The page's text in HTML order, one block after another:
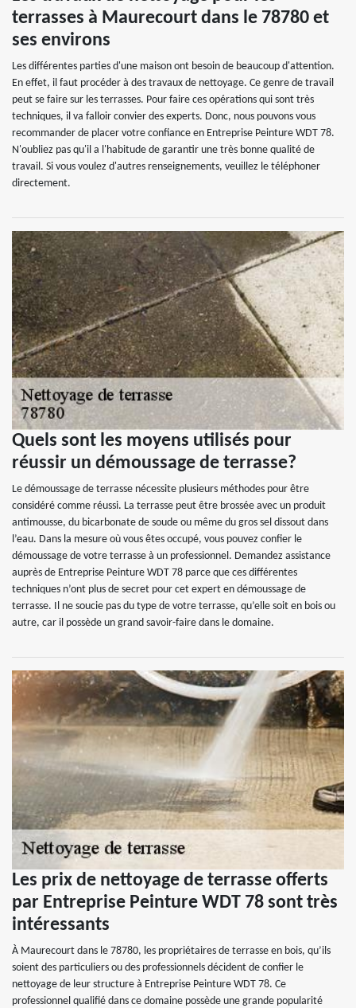
terrasses à Maurecourt dans le 78780 et
ses environs
Les différentes parties d'une maison ont besoin de beaucoup d'attention.
En effet, il faut procéder à des travaux de nettoyage. Ce genre de travail
peut se faire sur les terrasses. Pour faire ces opérations qui sont très
techniques, il va falloir convier des experts. Donc, nous pouvons vous
recommander de placer votre confiance en Entreprise Peinture WDT 78.
N'oubliez pas qu'il a l'habitude de garantir une très bonne qualité de
travail. Si vous voulez d'autres renseignements, veuillez le téléphoner
directement.
Quels sont les moyens utilisés pour
réussir un démoussage de terrasse?
Le démoussage de terrasse nécessite plusieurs méthodes pour être
considéré comme réussi. La terrasse peut être brossée avec un produit
antimousse, du bicarbonate de soude ou même du gros sel dissout dans
l’eau. Dans la mesure où vous êtes occupé, vous pouvez confier le
démoussage de votre terrasse à un professionnel. Demandez assistance
auprès de Entreprise Peinture WDT 78 parce que ces différentes
techniques n’ont plus de secret pour cet expert en démoussage de
terrasse. Il ne soucie pas du type de votre terrasse, qu’elle soit en bois ou
autre, car il possède un grand savoir-faire dans le domaine.
Les prix de nettoyage de terrasse offerts
par Entreprise Peinture WDT 78 sont très
intéressants
À Maurecourt dans le 78780, les propriétaires de terrasse en bois, qu’ils
soient des particuliers ou des professionnels décident de confier le
nettoyage de leur structure à Entreprise Peinture WDT 78. Ce
professionnel qualifié dans ce domaine possède une grande popularité